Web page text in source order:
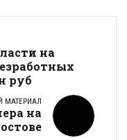
на
руб
МАТЕРИАЛ
на